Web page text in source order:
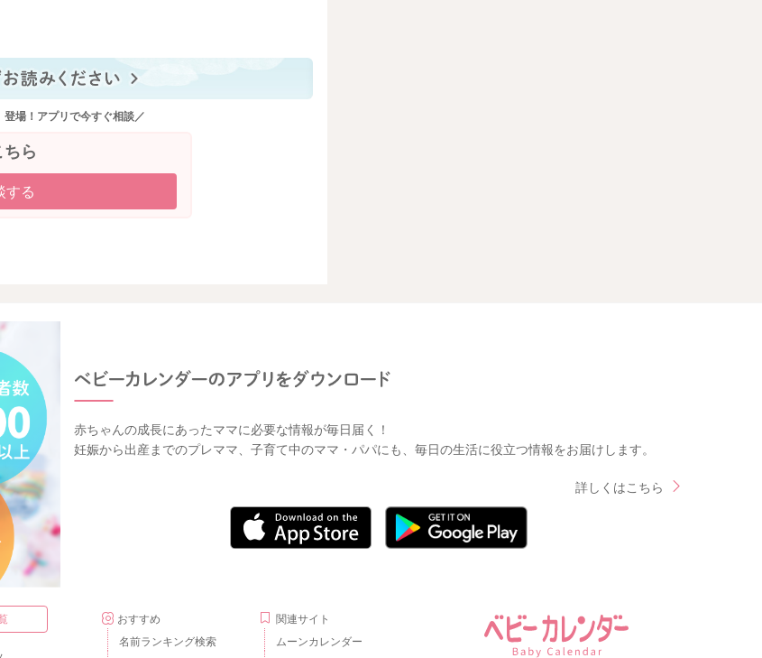
場！アプリで今すぐ相談／
ら
する
赤ちゃんの成長にあったママに必要な情報が毎日届く！
妊娠から出産までのプレママ、子育て中のママ・パパにも、毎日の生活に役立つ情報をお届けします。
詳しくはこちら
おすすめ
名前ランキング検索
関連サイト
ムーンカレンダー